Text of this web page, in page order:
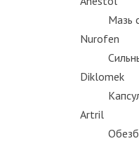
Mазь
Nurofen
Diklomek
Artril